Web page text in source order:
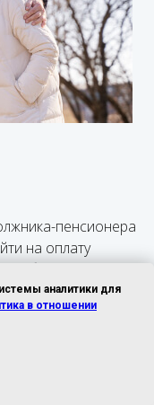
пенсионера
на оплату
объеме
аналитики для
в отношении